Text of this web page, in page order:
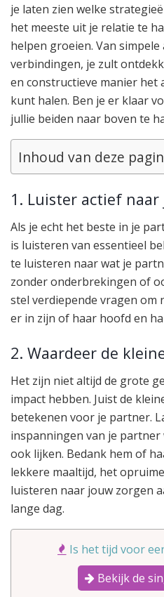
je laten zien welke
het meeste uit je relatie te
helpen groeien. Van
verbindingen, je zult
en constructieve manier
kunt halen. Ben je er klaar
jullie beiden naar boven te
Inhoud van deze
1. Luister actief
Als je echt het beste in je
is luisteren van essentieel
te luisteren naar wat je
zonder onderbrekingen of
stel verdiepende vragen
er in zijn of haar hoofd en
2. Waardeer de
Het zijn niet altijd de grote
impact hebben. Juist de
betekenen voor je partner.
inspanningen van je
ook lijken. Bedank hem of
lekkere maaltijd, het
luisteren naar jouw zorgen
lange dag.
Is het tijd voor
Bekijk de